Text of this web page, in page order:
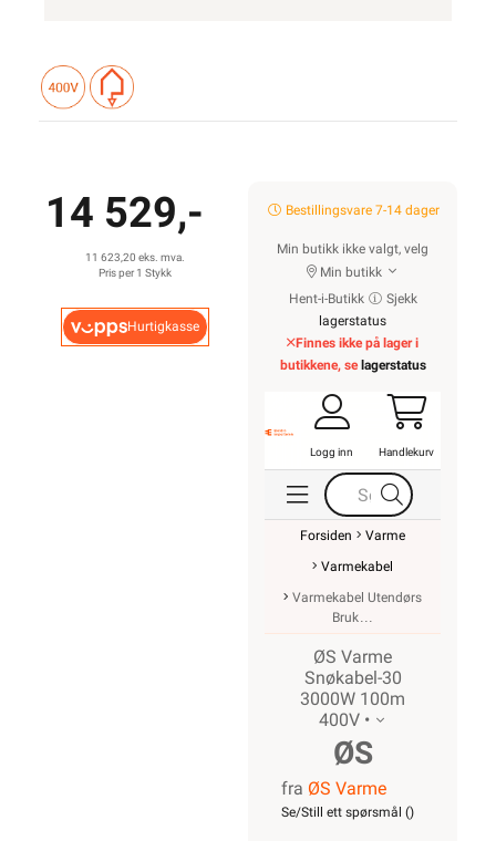
14 529,-
11 623,20 eks. mva.
Pris per 1 Stykk
Hurtigkasse
Bestillingsvare 7-14 dager
Min butikk ikke valgt, velg
Min butikk
Hent-i-Butikk
Sjekk
lagerstatus
Finnes ikke på lager i
butikkene, se lagerstatus
Logg inn Handlekurv
Forsiden
Varme
Varmekabel
Varmekabel Utendørs
Bruk
ØS Varme
Snøkabel-30
3000W 100m
400V •
ØS
Snøkabel-
fra ØS Varme
Se/Still ett spørsmål ()